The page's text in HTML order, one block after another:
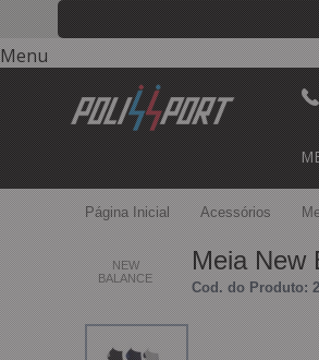
Menu
Página Inicial Acessórios
NEW
BALANCE
Meia New
Cod. do Produto: